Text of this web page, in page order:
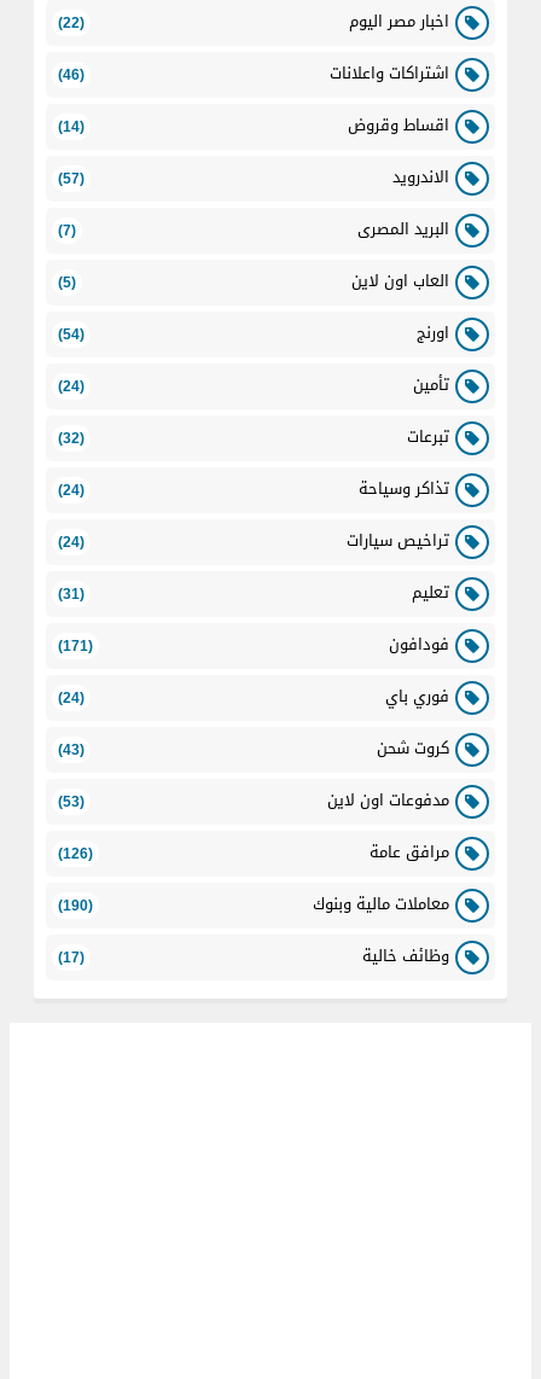
اخبار مصر اليوم (22)
اشتراكات واعلانات (46)
اقساط وقروض (14)
الاندرويد (57)
البريد المصرى (7)
العاب اون لاين (5)
اورنج (54)
تأمين (24)
تبرعات (32)
تذاكر وسياحة (24)
تراخيص سيارات (24)
تعليم (31)
فودافون (171)
فوري باي (24)
كروت شحن (43)
مدفوعات اون لاين (53)
مرافق عامة (126)
معاملات مالية وبنوك (190)
وظائف خالية (17)